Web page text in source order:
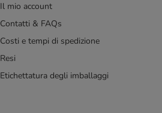
Il mio account
Contatti & FAQs
Costi e tempi di spedizione
Resi
Etichettatura degli imballaggi